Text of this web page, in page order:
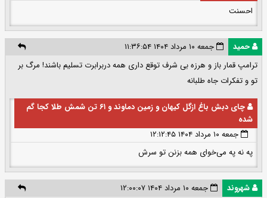
احسنت
حمید
جمعه ۱۰ مرداد ۱۴۰۴ ۱۱:۳۶:۵۴
ترامپ قمار باز و هرزه بی شرف توقع داری همه دربرابرت تسلیم باشند! مرگ بر
تو و تفکرات جاه طلبانه
چای دبش باغ ازگل کیهان و زمین دماوند و ۶۱ تن شمش طلا کجا گم
شده
جمعه ۱۰ مرداد ۱۴۰۴ ۱۲:۱۲:۴۵
په نه په می‌خوای همه بزنن تو سرش
شهروند
جمعه ۱۰ مرداد ۱۴۰۴ ۱۲:۰۰:۰۷